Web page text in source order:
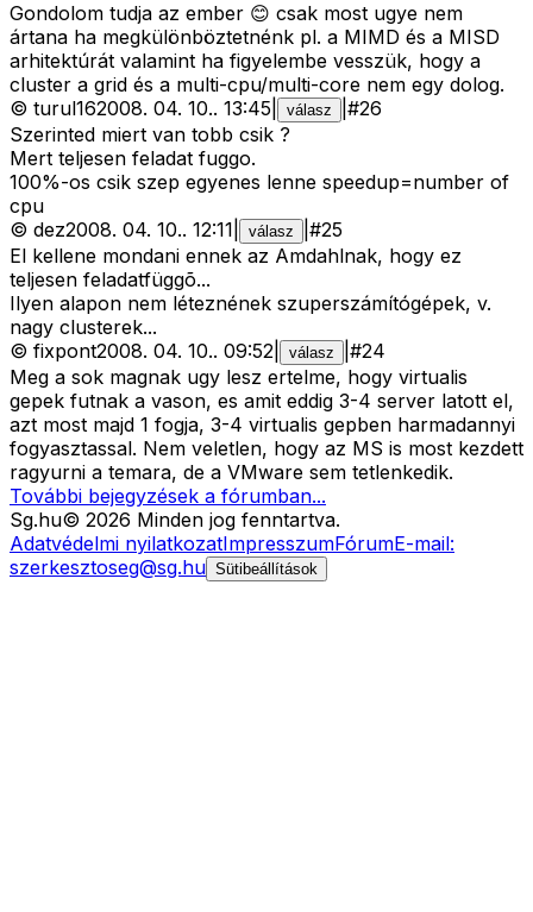
Gondolom tudja az ember 😊 csak most ugye nem
ártana ha megkülönböztetnénk pl. a MIMD és a MISD
arhitektúrát valamint ha figyelembe vesszük, hogy a
cluster a grid és a multi-cpu/multi-core nem egy dolog.
© turul162008. 04. 10.. 13:45 válasz #26
Szerinted miert van tobb csik ?
Mert teljesen feladat fuggo.
100%-os csik szep egyenes lenne speedup=number of
cpu
© dez2008. 04. 10.. 12:11 válasz #25
El kellene mondani ennek az Amdahlnak, hogy ez
teljesen feladatfüggõ...
Ilyen alapon nem léteznének szuperszámítógépek, v.
nagy clusterek...
© fixpont2008. 04. 10.. 09:52 válasz #24
Meg a sok magnak ugy lesz ertelme, hogy virtualis
gepek futnak a vason, es amit eddig 3-4 server latott el,
azt most majd 1 fogja, 3-4 virtualis gepben harmadannyi
fogyasztassal. Nem veletlen, hogy az MS is most kezdett
ragyurni a temara, de a VMware sem tetlenkedik.
További bejegyzések a fórumban...
Sg.hu© 2026 Minden jog fenntartva.
Adatvédelmi nyilatkozatImpresszumFórumE-mail:
szerkesztoseg@sg.hu Sütibeállítások